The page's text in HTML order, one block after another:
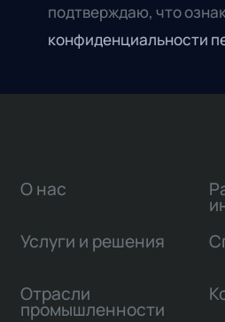
подтверждаю, что
конфиденциальности
О нас
Услуги и решения
Отрасли
промышленности